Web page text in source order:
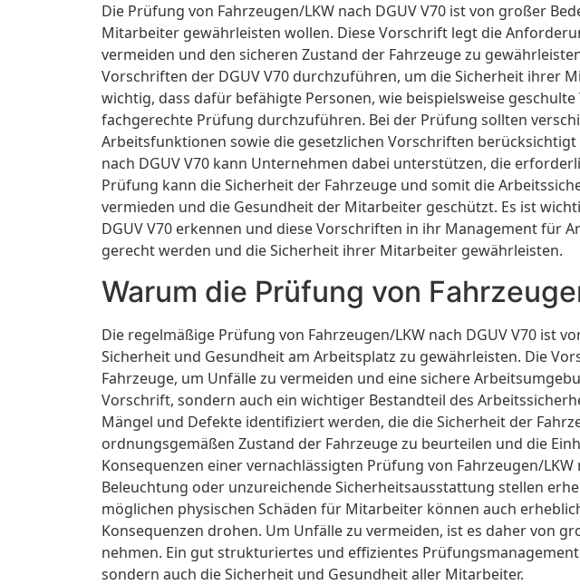
Die Prüfung von Fahrzeugen/LKW nach DGUV V70 ist von großer
Mitarbeiter gewährleisten wollen. Diese Vorschrift legt die
vermeiden und den sicheren Zustand der Fahrzeuge zu
Vorschriften der DGUV V70 durchzuführen, um die Sicherheit ihrer
wichtig, dass dafür befähigte Personen, wie beispielsweise
fachgerechte Prüfung durchzuführen. Bei der Prüfung sollten
Arbeitsfunktionen sowie die gesetzlichen Vorschriften
nach DGUV V70 kann Unternehmen dabei unterstützen, die
Prüfung kann die Sicherheit der Fahrzeuge und somit die
vermieden und die Gesundheit der Mitarbeiter geschützt. Es ist
DGUV V70 erkennen und diese Vorschriften in ihr Management für
gerecht werden und die Sicherheit ihrer Mitarbeiter gewährleisten.
Warum die Prüfung von
Die regelmäßige Prüfung von Fahrzeugen/LKW nach DGUV V70
Sicherheit und Gesundheit am Arbeitsplatz zu gewährleisten. Die
Fahrzeuge, um Unfälle zu vermeiden und eine sichere
Vorschrift, sondern auch ein wichtiger Bestandteil des
Mängel und Defekte identifiziert werden, die die Sicherheit der
ordnungsgemäßen Zustand der Fahrzeuge zu beurteilen und die
Konsequenzen einer vernachlässigten Prüfung von Fahrzeugen/
Beleuchtung oder unzureichende Sicherheitsausstattung stellen
möglichen physischen Schäden für Mitarbeiter können auch
Konsequenzen drohen. Um Unfälle zu vermeiden, ist es daher von
nehmen. Ein gut strukturiertes und effizientes
sondern auch die Sicherheit und Gesundheit aller Mitarbeiter.